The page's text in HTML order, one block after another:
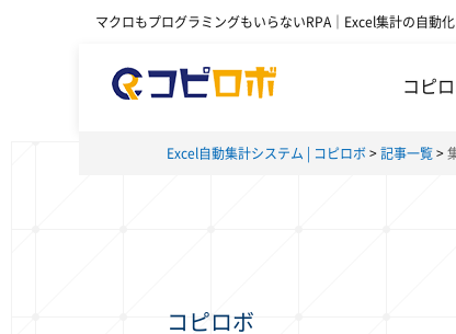
マクロもプログラミングもいらないRPA｜Excel集計の自動
コピ
Excel自動集計システム | コピロボ 記事一覧
コピロボ